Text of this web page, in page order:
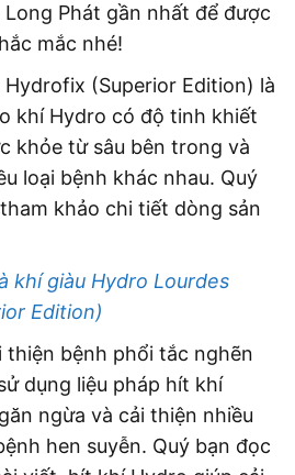
Phát gần nhất để được
mắc nhé!
(Superior Edition) là
khí Hydro có độ tinh khiết
khỏe từ sâu bên trong và
loại bệnh khác nhau. Quý
khảo chi tiết dòng sản
khí giàu Hydro Lourdes
Edition)
thiện bệnh phổi tắc nghẽn
dụng liệu pháp hít khí
ngừa và cải thiện nhiều
hen suyễn. Quý bạn đọc